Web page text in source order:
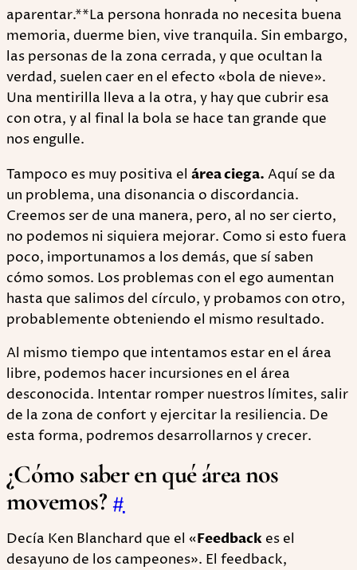
aparentar.**La persona honrada no necesita buena
memoria, duerme bien, vive tranquila. Sin embargo,
las personas de la zona cerrada, y que ocultan la
verdad, suelen caer en el efecto «bola de nieve».
Una mentirilla lleva a la otra, y hay que cubrir esa
con otra, y al final la bola se hace tan grande que
nos engulle.
Tampoco es muy positiva el área ciega. Aquí se da
un problema, una disonancia o discordancia.
Creemos ser de una manera, pero, al no ser cierto,
no podemos ni siquiera mejorar. Como si esto fuera
poco, importunamos a los demás, que sí saben
cómo somos. Los problemas con el ego aumentan
hasta que salimos del círculo, y probamos con otro,
probablemente obteniendo el mismo resultado.
Al mismo tiempo que intentamos estar en el área
libre, podemos hacer incursiones en el área
desconocida. Intentar romper nuestros límites, salir
de la zona de confort y ejercitar la resiliencia. De
esta forma, podremos desarrollarnos y crecer.
¿Cómo saber en qué área nos
movemos?#
Decía Ken Blanchard que el «Feedback es el
desayuno de los campeones». El feedback,